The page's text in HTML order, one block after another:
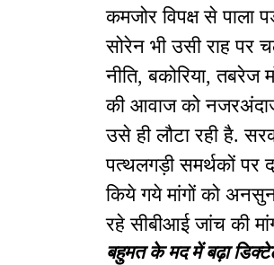
कमजोर विपक्ष से पाला
सोरेन भी उसी राह पर
नीति, बकोरिया, तबरेज
की आवाज को
उसे ही लौटा रही है.
पत्थलगड़ी समर्थकों पर
किये गये मांगों को
रहे सीबीआई जांच की
बहुमत के मद में बढ़ा